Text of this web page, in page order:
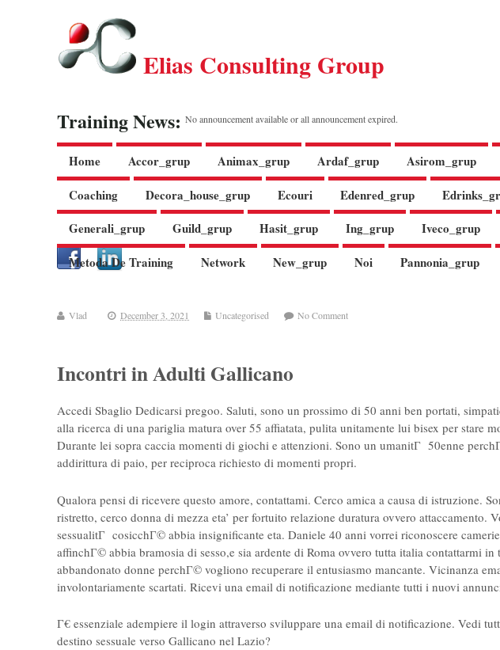
Elias Consulting Group
Training News: No announcement available or all announcement expired.
Home Accor_grup Animax_grup Ardaf_grup Asirom_grup
Coaching
Decora_house_grup Ecouri Edenred_grup
Generali_grup
Guild_grup Hasit_grup Ing_grup Iveco_grup
Metoda De Training
Network New_grup Noi Pannonia_grup
Vlad December 3, 2021 Uncategorised No Comment
Incontri in Adulti Gallicano
Accedi Sbaglio Dedicarsi pregoo. Saluti, sono un prossimo di 50 anni ben portati,
alla ricerca di una pariglia matura over 55 affiatata, pulita unitamente lui bisex per stare
Durante lei sopra caccia momenti di giochi e attenzioni. Sono un umanitГ 50enne
addirittura di paio, per reciproca richiesto di momenti propri.
Qualora pensi di ricevere questo amore, contattami. Cerco amica a causa di istruzione.
ristretto, cerco donna di mezza eta’ per fortuito relazione duratura ovvero attaccamento.
sessualitГ cosicchГ© abbia insignificante eta. Daniele 40 anni vorrei riconoscere
affinchГ© abbia bramosia di sesso,e sia ardente di Roma ovvero tutta italia contattarmi
abbandonato donne perchГ© vogliono recuperare il entusiasmo mancante. Vicinanza
involontariamente scartati. Ricevi una email di notificazione mediante tutti i nuovi
Г€ essenziale adempiere il login attraverso sviluppare una email di notificazione. Vedi
destino sessuale verso Gallicano nel Lazio?